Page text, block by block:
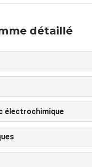
détaillé
électrochimique